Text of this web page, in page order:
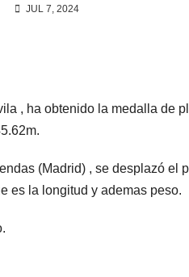
JUL 7, 2024
, ha obtenido la medalla de
(Madrid) , se desplazó el
es la longitud y ademas peso.